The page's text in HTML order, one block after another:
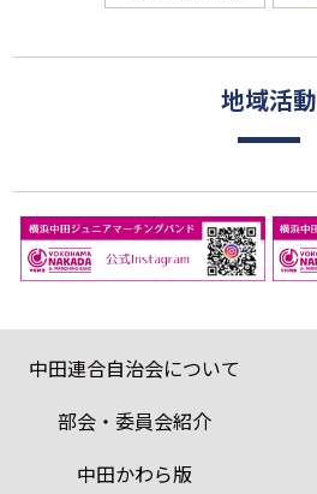
地域活動
中田連合自治会について
部会・委員会紹介
中田かわら版